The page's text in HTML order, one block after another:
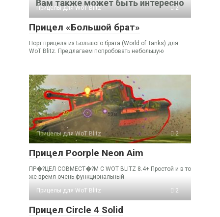
Вам также может быть интересно
Прицелы для WoT Blitz 2
Прицел «Большой брат»
Порт прицела из Большого брата (World of Tanks) для
WoT Blitz. Предлагаем попробовать небольшую
Прицелы для WoT Blitz 2
Прицел Poorple Neon Aim
ПР�?ЦЕЛ СОВМЕСТ�?М С WOT BLITZ 8.4+ Простой и в то
же время очень функциональный
Прицелы для WoT Blitz
2
Прицел Circle 4 Solid